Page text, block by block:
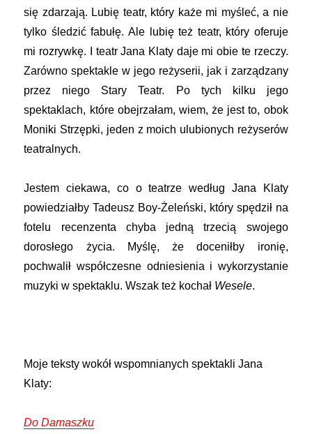
się zdarzają. Lubię teatr, który każe mi myśleć, a nie
tylko śledzić fabułę. Ale lubię też teatr, który oferuje
mi rozrywkę. I teatr Jana Klaty daje mi obie te rzeczy.
Zarówno spektakle w jego reżyserii, jak i zarządzany
przez niego Stary Teatr. Po tych kilku jego
spektaklach, które obejrzałam, wiem, że jest to, obok
Moniki Strzępki, jeden z moich ulubionych reżyserów
teatralnych.
Jestem ciekawa, co o teatrze według Jana Klaty
powiedziałby Tadeusz Boy-Żeleński, który spędził na
fotelu recenzenta chyba jedną trzecią swojego
dorosłego życia. Myślę, że doceniłby ironię,
pochwalił współczesne odniesienia i wykorzystanie
muzyki w spektaklu. Wszak też kochał Wesele.
Moje teksty wokół wspomnianych spektakli Jana
Klaty:
Do Damaszku